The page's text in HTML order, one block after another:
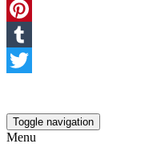
Instagram
Pinterest
Tumblr
Toggle navigation
Menu